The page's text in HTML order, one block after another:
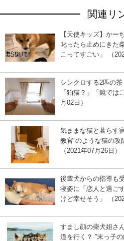
関連リ
【天使キッズ】かー
叱ったら止めにきた
こってすごい」 （
シンクロする2匹の茶
「狛猫？」「鏡では
月02日）
気ままな猫と暮らす
教官”のような猫の攻
（2021年07月26日）
後輩犬からの指導も
寝姿に「恋人と過ご
けど幸せそう」 （
すまし顔の柴犬姐さ
道を行く？ ”末っ子